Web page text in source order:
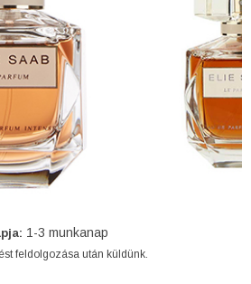
1-3 munkanap
feldolgozása után küldünk.